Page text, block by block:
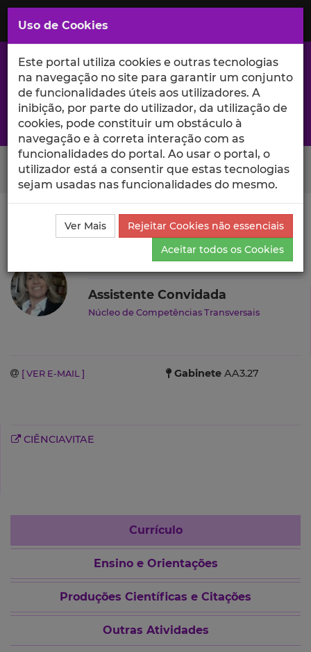
Saltar
para
Conteúdo
Principal
A excelência da investigação e ciência no Iscte
Search Button
Ciência_Iscte Autores
Gabriela Mata Caldeira
Currículo
Gabriela Mata Caldeira
Assistente Convidada
Núcleo de Competências Transversais
[ VER E-MAIL ] Gabinete AA3.27
CIÊNCIAVITAE
Currículo
Ensino e Orientações
Produções Científicas e Citações
Outras Atividades
Uso de Cookies
Este portal utiliza cookies e outras tecnologias
na navegação no site para garantir um conjunto
de funcionalidades úteis aos utilizadores. A
inibição, por parte do utilizador, da utilização de
cookies, pode constituir um obstáculo à
navegação e à correta interação com as
funcionalidades do portal. Ao usar o portal, o
utilizador está a consentir que estas tecnologias
sejam usadas nas funcionalidades do mesmo.
Ver Mais
Rejeitar Cookies não essenciais
Aceitar todos os Cookies